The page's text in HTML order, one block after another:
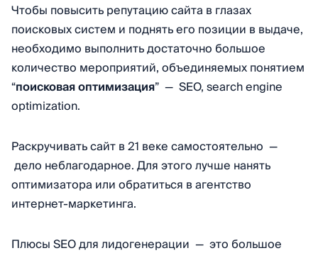
Чтобы повысить репутацию сайта в глазах
поисковых систем и поднять его позиции в выдаче,
необходимо выполнить достаточно большое
количество мероприятий, объединяемых понятием
“поисковая оптимизация” — SEO, search engine
optimization.
Раскручивать сайт в 21 веке самостоятельно —
дело неблагодарное. Для этого лучше нанять
оптимизатора или обратиться в агентство
интернет-маркетинга.
Плюсы SEO для лидогенерации — это большое